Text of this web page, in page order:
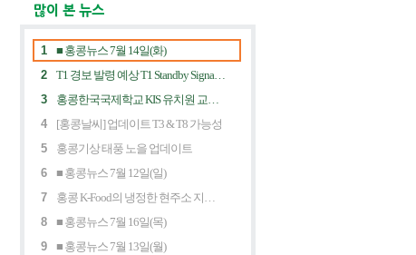
많이 본 뉴스
1
■ 홍콩뉴스 7월 14일(화)
2
3
4
[홍콩날씨] 업데이트 T3 & T8 가능성
5
홍콩기상 태풍 노을 업데이트
6
■ 홍콩뉴스 7월 12일(일)
7
8
■ 홍콩뉴스 7월 16일(목)
9
■ 홍콩뉴스 7월 13일(월)